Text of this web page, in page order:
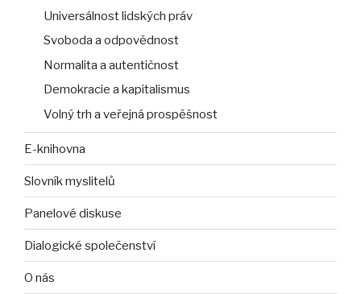
Universálnost lidských práv
Svoboda a odpovědnost
Normalita a autentičnost
Demokracie a kapitalismus
Volný trh a veřejná prospěšnost
E-knihovna
Slovník myslitelů
Panelové diskuse
Dialogické společenství
O nás